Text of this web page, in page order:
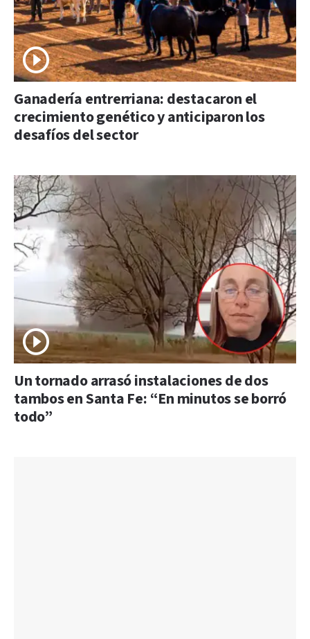
Ganadería entrerriana: destacaron el
crecimiento genético y anticiparon los
desafíos del sector
Un tornado arrasó instalaciones de dos
tambos en Santa Fe: “En minutos se borró
todo”